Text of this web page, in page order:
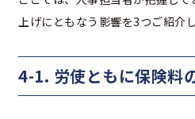
上げにともなう影響を3つご紹介し
4-1. 労使ともに保険料